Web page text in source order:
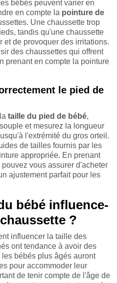
bébés peuvent varier en
en compte la pointure de
Une chaussette trop
tandis qu'une chaussette
et de provoquer des irritations.
des chaussettes qui offrent
prenant en compte la pointure
le pied de
taille du pied de bébé,
et mesurez la longueur
l'extrémité du gros orteil.
de tailles fournis par les
appropriée. En prenant
vous assurer d'acheter
ajustement parfait pour les
bébé influence-
?
influencer la taille des
ont tendance à avoir des
bébés plus âgés auront
pour accommoder leur
de tenir compte de l'âge de